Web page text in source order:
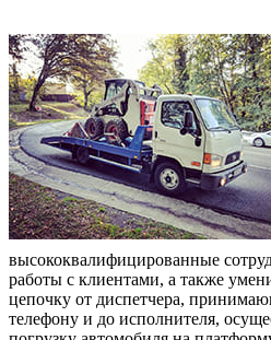
высококвалифицированные
работы с клиентами, а также
цепочку от диспетчера,
телефону и до исполнителя,